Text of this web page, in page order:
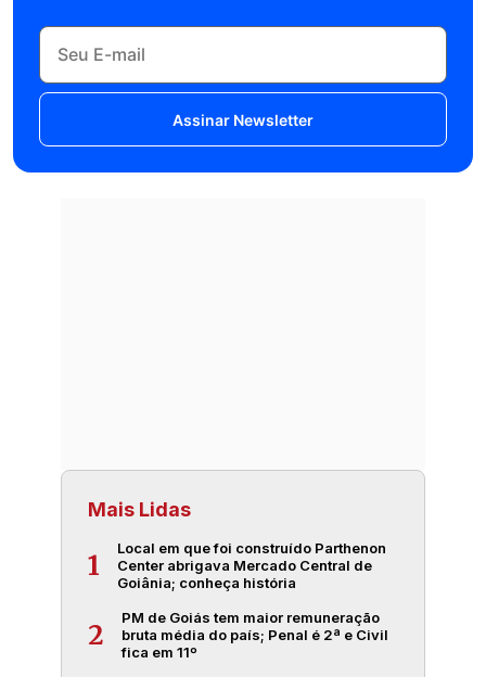
Assinar Newsletter
Mais Lidas
1
Local em que foi construído Parthenon
Center abrigava Mercado Central de
Goiânia; conheça história
2
PM de Goiás tem maior remuneração
bruta média do país; Penal é 2ª e Civil
fica em 11º